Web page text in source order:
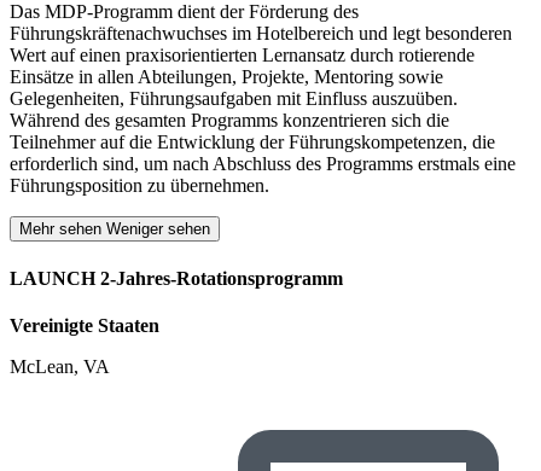
Das MDP-Programm dient der Förderung des
Führungskräftenachwuchses im Hotelbereich und legt besonderen
Wert auf einen praxisorientierten Lernansatz durch rotierende
Einsätze in allen Abteilungen, Projekte, Mentoring sowie
Gelegenheiten, Führungsaufgaben mit Einfluss auszuüben.
Während des gesamten Programms konzentrieren sich die
Teilnehmer auf die Entwicklung der Führungskompetenzen, die
erforderlich sind, um nach Abschluss des Programms erstmals eine
Führungsposition zu übernehmen.
Mehr sehen Weniger sehen
LAUNCH 2-Jahres-Rotationsprogramm
Vereinigte Staaten
McLean, VA